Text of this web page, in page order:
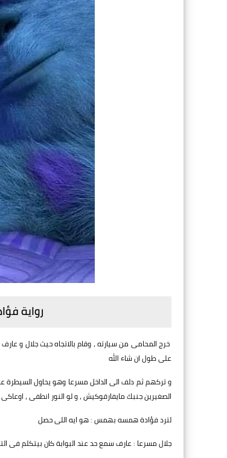
رواية
خرج المحامى من سيارته ، وقام بالاتجاه حيث جلال و
على طول ان شاء الله
و تركهم ثم دلف الى الداخل مسرعا وهو يحاول السيطرة
الصغيرين جنبك مايفارقوكيش ، و لو النور انطفى ،
لترد فؤادة همسه بهمس : هو ايه اللى حصل
جلال مسرعا : عارف سمع حد عند البوابة كان بيتكلم فى